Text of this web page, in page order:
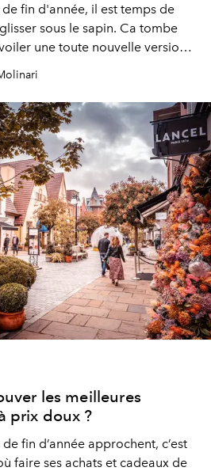
fin d'année, il est temps de
sous le sapin. Ca tombe
une toute nouvelle version
les meilleures
prix doux ?
fin d’année approchent, c’est
faire ses achats et cadeaux de